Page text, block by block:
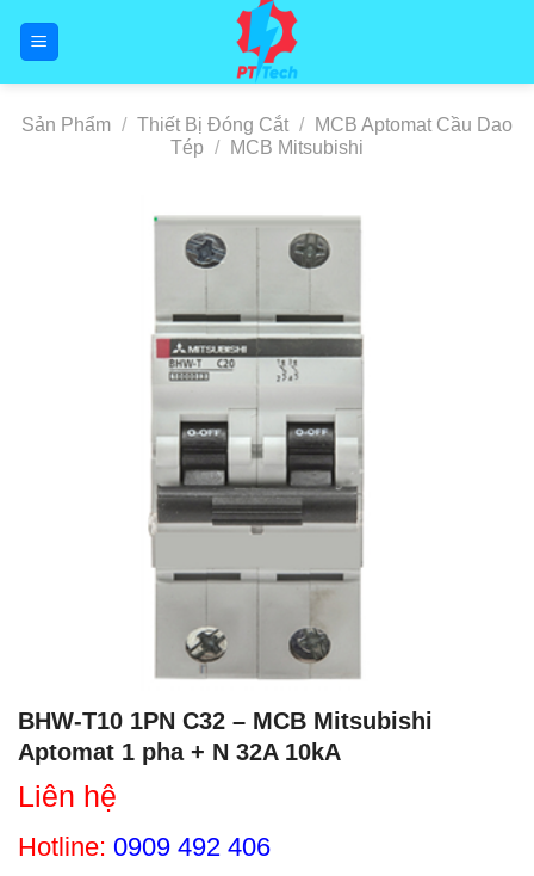
Sản Phẩm / Thiết Bị Đóng Cắt /
MCB Aptomat Cầu Dao
Tép / MCB Mitsubishi
BHW-T10 1PN C32 – MCB Mitsubishi
Aptomat 1 pha + N 32A 10kA
Liên hệ
Hotline: 0909 492 406